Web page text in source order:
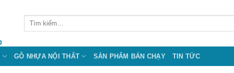
Tìm
GỖ NHỰA NỘI THẤT SẢN PHẨM BÁN CHẠY TIN TỨC